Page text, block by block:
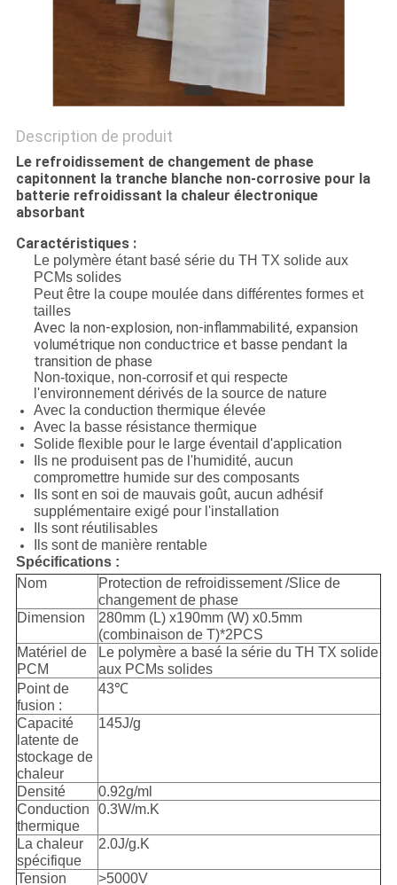
Description de produit
Le refroidissement de changement de phase
capitonnent la tranche blanche non-corrosive pour la
batterie refroidissant la chaleur électronique
absorbant
Caractéristiques :
Le polymère étant basé série du TH TX solide aux
PCMs solides
Peut être la coupe moulée dans différentes formes et
tailles
Avec la non-explosion, non-inflammabilité, expansion
volumétrique non conductrice et basse pendant la
transition de phase
Non-toxique, non-corrosif et qui respecte
l'environnement dérivés de la source de nature
Avec la conduction thermique élevée
Avec la basse résistance thermique
Solide flexible pour le large éventail d'application
Ils ne produisent pas de l'humidité, aucun
compromettre humide sur des composants
Ils sont en soi de mauvais goût, aucun adhésif
supplémentaire exigé pour l'installation
Ils sont réutilisables
Ils sont de manière rentable
Spécifications :
Nom
Protection de refroidissement /Slice de
changement de phase
Dimension
280mm (L) x190mm (W) x0.5mm
(combinaison de T)*2PCS
Matériel de
PCM
Le polymère a basé la série du TH TX solide
aux PCMs solides
Point de
fusion :
43℃
Capacité
latente de
stockage de
chaleur
145J/g
Densité
0.92g/ml
Conduction
thermique
0.3W/m.K
La chaleur
spécifique
2.0J/g.K
Tension >5000V